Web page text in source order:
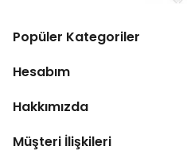
Popüler Kategoriler
Hesabım
Hakkımızda
Müşteri İlişkileri